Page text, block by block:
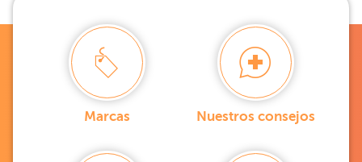
Marcas Nuestros consejos